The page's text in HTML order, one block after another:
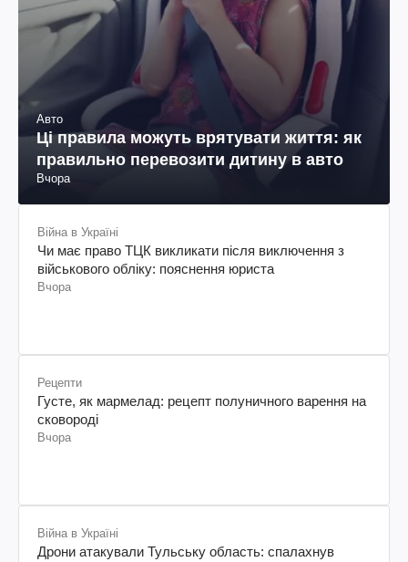
Авто
Ці правила можуть врятувати життя: як
правильно перевозити дитину в авто
Вчора
Війна в Україні
Чи має право ТЦК викликати після виключення з
військового обліку: пояснення юриста
Вчора
Рецепти
Густе, як мармелад: рецепт полуничного варення на
сковороді
Вчора
Війна в Україні
Дрони атакували Тульську область: спалахнув